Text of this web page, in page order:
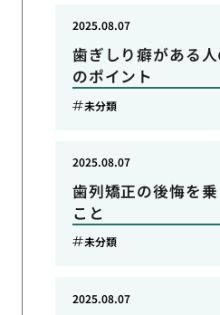
歯ぎしり癖がある
のポイント
2025.08.07
未分類
歯列矯正の後悔を
こと
2025.08.07
未分類
2025.08.07